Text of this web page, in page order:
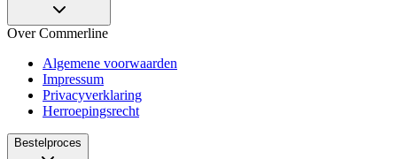
Over Commerline
Algemene voorwaarden
Impressum
Privacyverklaring
Herroepingsrecht
Bestelproces